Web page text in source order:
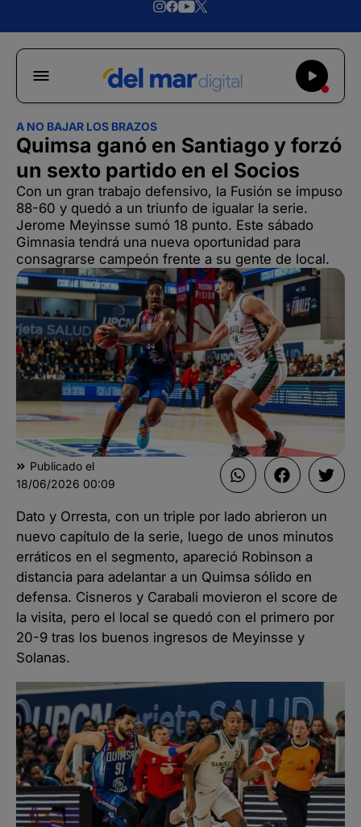
A NO BAJAR LOS BRAZOS
Quimsa ganó en Santiago y forzó
un sexto partido en el Socios
Con un gran trabajo defensivo, la Fusión se impuso
88-60 y quedó a un triunfo de igualar la serie.
Jerome Meyinsse sumó 18 punto. Este sábado
Gimnasia tendrá una nueva oportunidad para
consagrarse campeón frente a su gente de local.
Publicado el
18/06/2026 00:09
Dato y Orresta, con un triple por lado abrieron un
nuevo capítulo de la serie, luego de unos minutos
erráticos en el segmento, apareció Robinson a
distancia para adelantar a un Quimsa sólido en
defensa. Cisneros y Carabali movieron el score de
la visita, pero el local se quedó con el primero por
20-9 tras los buenos ingresos de Meyinsse y
Solanas.